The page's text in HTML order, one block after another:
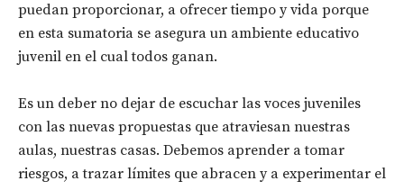
puedan proporcionar, a ofrecer tiempo y vida porque
en esta sumatoria se asegura un ambiente educativo
juvenil en el cual todos ganan.
Es un deber no dejar de escuchar las voces juveniles
con las nuevas propuestas que atraviesan nuestras
aulas, nuestras casas. Debemos aprender a tomar
riesgos, a trazar límites que abracen y a experimentar el